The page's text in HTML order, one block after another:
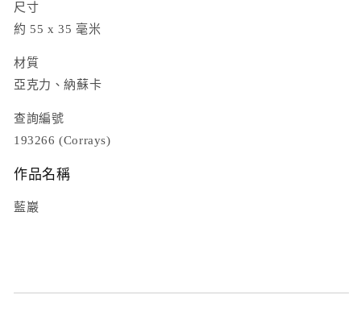
尺寸
約 55 x 35 毫米
材質
亞克力、納蘇卡
查詢編號
193266 (Corrays)
作品名稱
藍巖